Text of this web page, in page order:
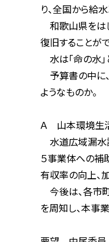
り、全国から給水車
和歌山県をはじめ、
復旧することがで
水は「命の水」とい
予算書の中に、衛星
ようなものか。
Ａ 山本環境生
水道広域漏水調査
５事業体への補助を
有収率の向上、加
今後は、各市町村に
を周知し、本事業